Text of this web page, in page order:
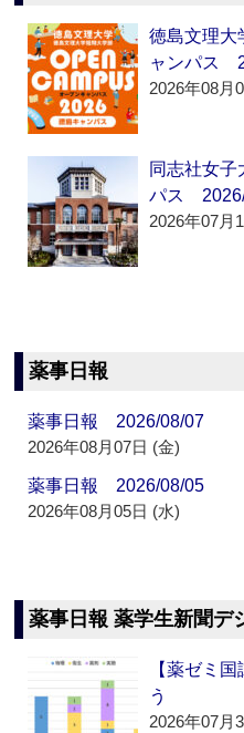
徳島文理
ャンパス
2026年08月
同志社女
パス
2026年07月
薬事日報
薬事日報 2026/08/07
2026年08月07日 (金)
薬事日報 2026/08/05
2026年08月05日 (水)
薬事日報 薬学生新聞デ
【薬ゼミ
う
2026年07月